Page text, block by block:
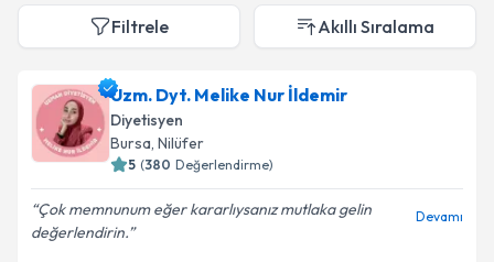
Filtrele Akıllı Sıralama
Uzm. Dyt. Melike Nur İldemir
Diyetisyen
Bursa, Nilüfer
5 (380 Değerlendirme)
Çok memnunum eğer kararlıysanız mutlaka gelin
değerlendirin.
Devamı